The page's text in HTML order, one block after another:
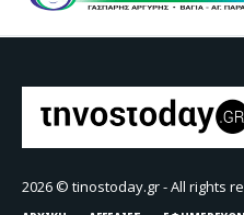
2026 © tinostoday.gr - All rights